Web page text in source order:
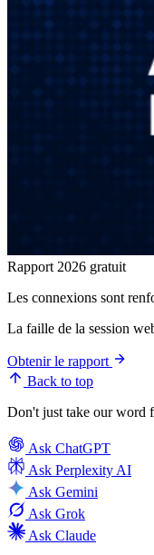
Rapport 2026 gratuit
Les connexions sont
La faille de la session
Obtenir le rapport
Back to top
Don't just take our word
Ask ChatGPT
Ask Perplexity AI
Ask Gemini
Ask Grok
Ask Claude